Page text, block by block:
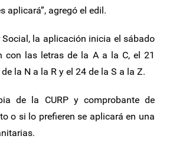
aplicará”, agregó el edil.
la aplicación inicia el sábado
con las letras de la A a la C, el 21
la N a la R y el 24 de la S a la Z.
de la CURP y comprobante de
o si lo prefieren se aplicará en una